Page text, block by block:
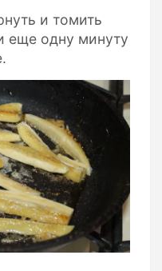
и томить
еще одну минуту